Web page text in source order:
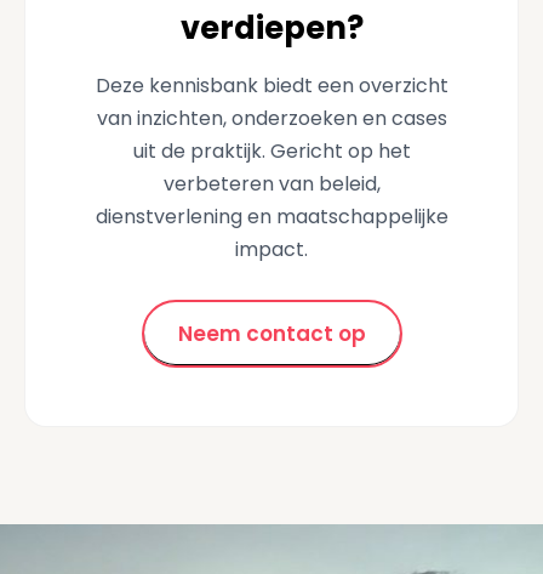
verdiepen?
Deze kennisbank biedt een overzicht
van inzichten, onderzoeken en cases
uit de praktijk. Gericht op het
verbeteren van beleid,
dienstverlening en maatschappelijke
impact.
Neem contact op